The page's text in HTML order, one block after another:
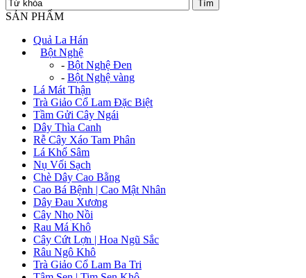
SẢN PHẨM
Quả La Hán
Bột Nghệ
- Bột Nghệ Đen
- Bột Nghệ vàng
Lá Mát Thận
Trà Giảo Cổ Lam Đặc Biệt
Tầm Gửi Cây Ngái
Dây Thìa Canh
Rễ Cây Xáo Tam Phân
Lá Khổ Sâm
Nụ Vối Sạch
Chè Dây Cao Bằng
Cao Bá Bệnh | Cao Mật Nhân
Dây Đau Xương
Cây Nhọ Nồi
Rau Má Khô
Cây Cứt Lợn | Hoa Ngũ Sắc
Râu Ngô Khô
Trà Giảo Cổ Lam Ba Tri